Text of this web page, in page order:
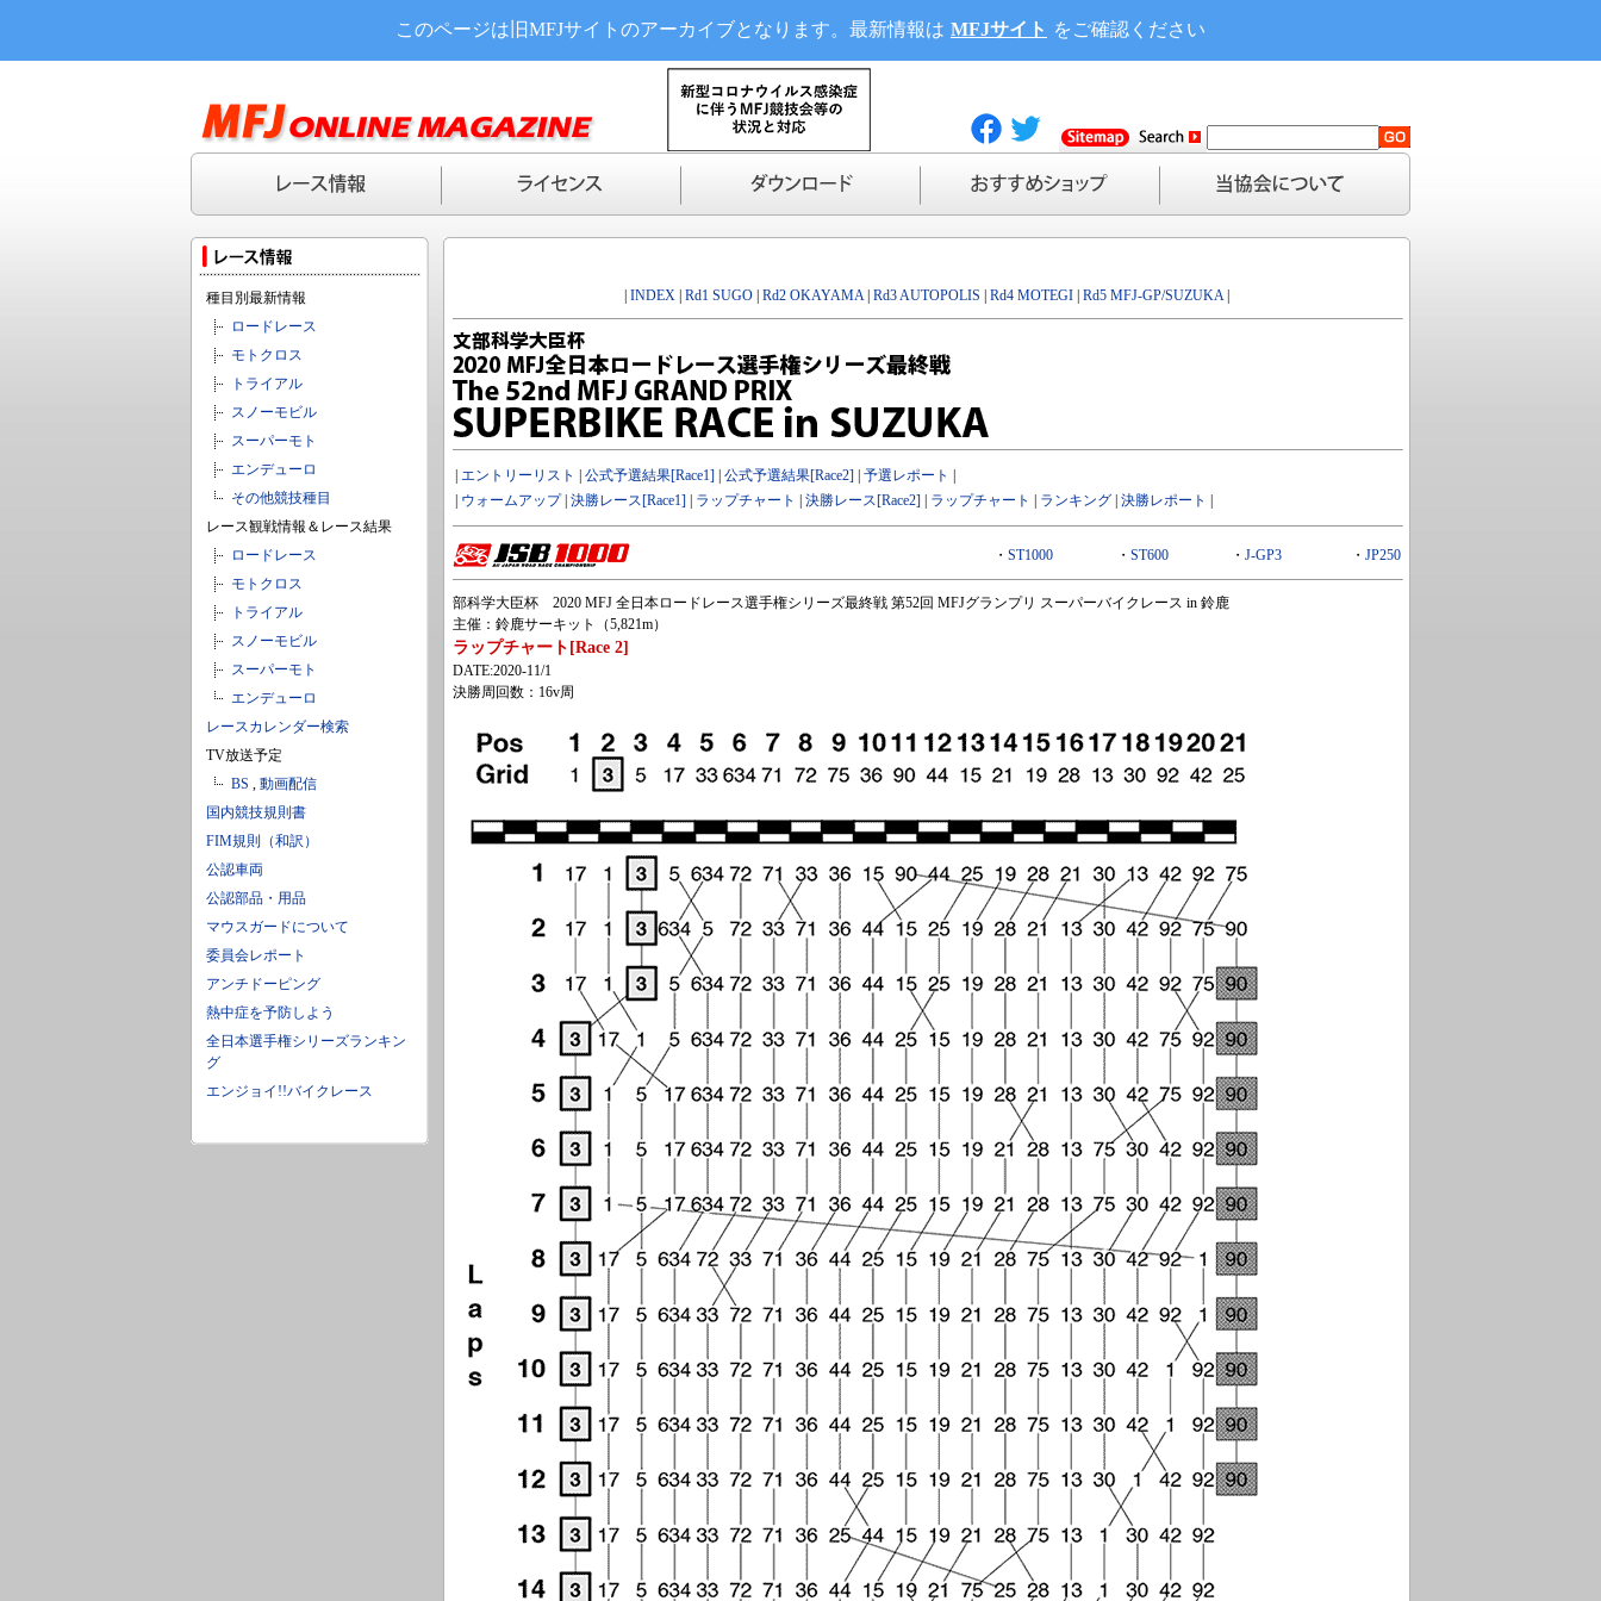
このページは旧MFJサイトのアーカイブとなります。最新情報は MFJサイト をご確認ください
種目別最新情報
ロードレース
モトクロス
トライアル
スノーモビル
スーパーモト
エンデューロ
その他競技種目
レース観戦情報＆レース結果
ロードレース
モトクロス
トライアル
スノーモビル
スーパーモト
エンデューロ
レースカレンダー検索
TV放送予定
BS , 動画配信
国内競技規則書
FIM規則（和訳）
公認車両
公認部品・用品
マウスガードについて
委員会レポート
アンチドーピング
熱中症を予防しよう
全日本選手権シリーズランキン
グ
エンジョイ!!バイクレース
INDEX Rd1 SUGO Rd2 OKAYAMA| Rd3 AUTOPOLIS Rd4 MOTEGI Rd5 MFJ-GP/SUZUKA|
エントリーリスト 公式予選結果[Race1] 公式予選結果[Race2] 予選レポート
ウォームアップ| 決勝レース[Race1] ラップチャート 決勝レース[Race2] ラップチャート ランキング 決勝レポート
・ ST1000 ・ ST600 ・ J-GP3 ・ JP250
部科学大臣杯 2020 MFJ 全日本ロードレース選手権シリーズ最終戦 第52回 MFJグランプリ スーパーバイクレース in 鈴鹿
主催：鈴鹿サーキット（5,821m）
ラップチャート[Race 2]
DATE:2020-11/1
決勝周回数：16v周